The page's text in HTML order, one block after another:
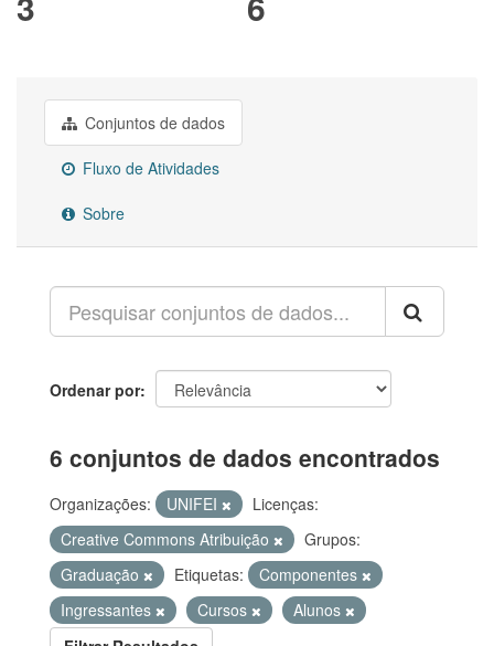
Conjuntos de dados
Fluxo de Atividades
Sobre
Ordenar por
6 conjuntos de dados encontrados
Organizações: UNIFEI
Licenças:
Creative Commons Atribuição
Grupos:
Graduação
Etiquetas:
Componentes
Ingressantes
Cursos
Alunos